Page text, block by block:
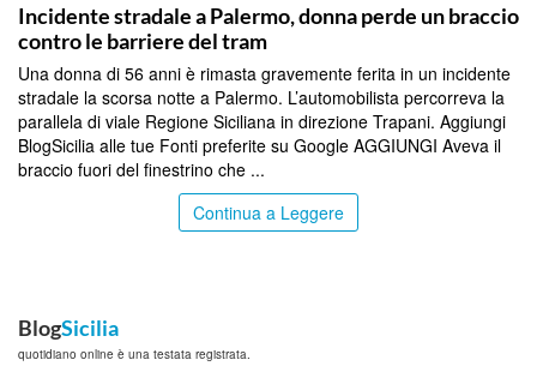
Incidente stradale a Palermo, donna perde un braccio
contro le barriere del tram
Una donna di 56 anni è rimasta gravemente ferita in un incidente
stradale la scorsa notte a Palermo. L’automobilista percorreva la
parallela di viale Regione Siciliana in direzione Trapani. Aggiungi
BlogSicilia alle tue Fonti preferite su Google AGGIUNGI Aveva il
braccio fuori del finestrino che ...
Continua a Leggere
BlogSicilia
quotidiano online è una testata registrata.